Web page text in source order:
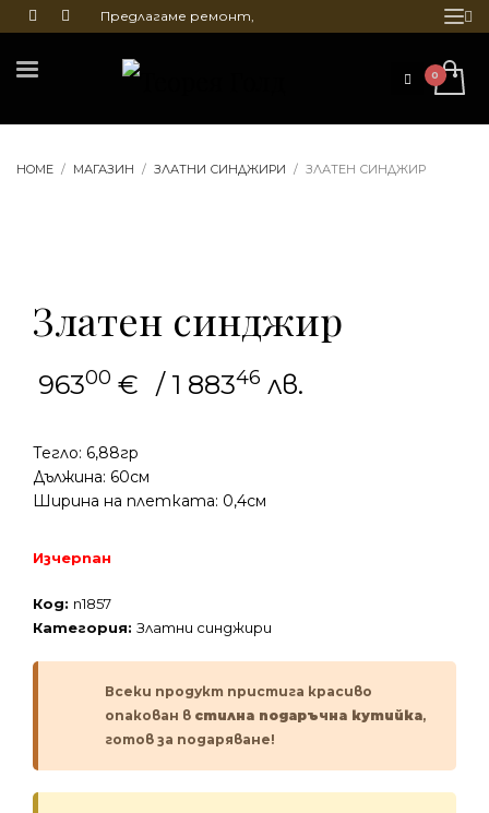
Предлагаме ремонт,
на бижута
HOME МАГАЗИН ЗЛАТНИ СИНДЖИРИ ЗЛАТЕН СИНДЖИР
Златен синджир
96300 € / 1 88346 лв.
Тегло: 6,88гр
Дължина: 60см
Ширина на плетката: 0,4см
Изчерпан
Код: n1857
Категория: Златни синджири
Всеки продукт пристига красиво
опакован в стилна подаръчна кутийка,
готов за подаряване!